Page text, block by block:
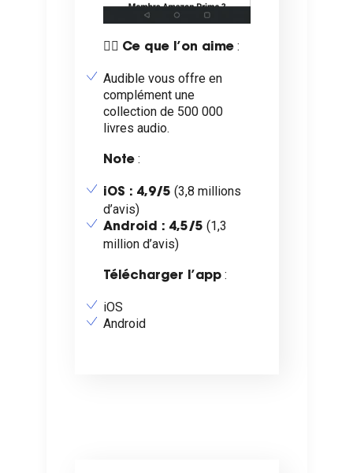
👍🏼 Ce que l’on aime:
Audible vous offre en
complément une
collection de 500 000
livres audio.
Note:
iOS : 4,9/5 (3,8 millions
d’avis)
Android : 4,5/5 (1,3
million d’avis)
Télécharger l’app:
iOS
Android